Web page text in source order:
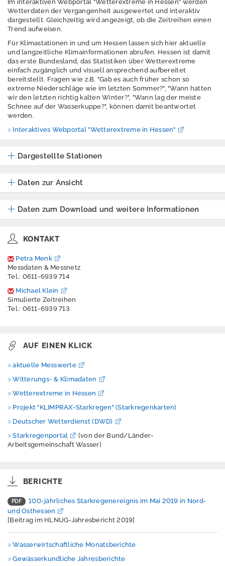
A
n
m
e
E
n
g
l
s
D
o
w
n
l
o
K
n
t
k
t
m
p
u
m
D
t
e
s
Im interaktiven Webportal "Wetterextreme in Hessen" werden
Wetterdaten der Vergangenheit ausgewertet und interaktiv
dargestellt. Gleichzeitig wird angezeigt, ob die Zeitreihen einen
Trend aufweisen.
Für Klimastationen in und um Hessen lassen sich hier aktuelle
und langzeitliche Klimainformationen abrufen. Hessen ist damit
das erste Bundesland, das Statistiken über Wetterextreme
einfach zugänglich und visuell ansprechend aufbereitet
bereitstellt. Fragen wie z.B. "Gab es auch früher schon so
extreme Niederschläge wie im letzten Sommer?", "Wann hatten
wir den letzten richtig kalten Winter?", "Wann lag der meiste
Schnee auf der Wasserkuppe?", können damit beantwortet
werden.
Interaktives Webportal "Wetterextreme in Hessen"
Dargestellte Stationen
Daten zur Ansicht
Daten zum Download und weitere Informationen
KONTAKT
Petra Menk
Messdaten & Messnetz
Tel.: 0611-6939 714
Michael Klein
Simulierte Zeitreihen
Tel.: 0611-6939 713
AUF EINEN KLICK
aktuelle Messwerte
Witterungs- & Klimadaten
Wetterextreme in Hessen
Projekt "KLIMPRAX-Starkregen" (Starkregenkarten)
Deutscher Wetterdienst (DWD)
Starkregenportal
(von der Bund/Länder-
Arbeitsgemeinschaft Wasser)
BERICHTE
100-jährliches Starkregenereignis im Mai 2019 in Nord-
und Osthessen
[Beitrag im HLNUG-Jahresbericht 2019]
Wasserwirtschaftliche Monatsberichte
Gewässerkundliche Jahresberichte